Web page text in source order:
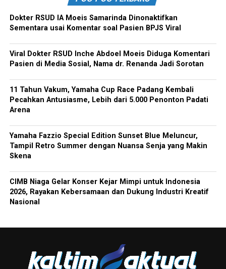
Dokter RSUD IA Moeis Samarinda Dinonaktifkan
Sementara usai Komentar soal Pasien BPJS Viral
Viral Dokter RSUD Inche Abdoel Moeis Diduga Komentari
Pasien di Media Sosial, Nama dr. Renanda Jadi Sorotan
11 Tahun Vakum, Yamaha Cup Race Padang Kembali
Pecahkan Antusiasme, Lebih dari 5.000 Penonton Padati
Arena
Yamaha Fazzio Special Edition Sunset Blue Meluncur,
Tampil Retro Summer dengan Nuansa Senja yang Makin
Skena
CIMB Niaga Gelar Konser Kejar Mimpi untuk Indonesia
2026, Rayakan Kebersamaan dan Dukung Industri Kreatif
Nasional